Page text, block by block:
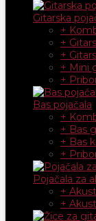
Gitarska
+
+
+
+ Mini
+
Bas pojačala
+
+ Bas
+ Bas
+
Pojačala za
+
+